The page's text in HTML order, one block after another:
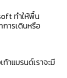
ทำให้พื้น
ารเดินหรือ
าแบรนด์เราจะมี